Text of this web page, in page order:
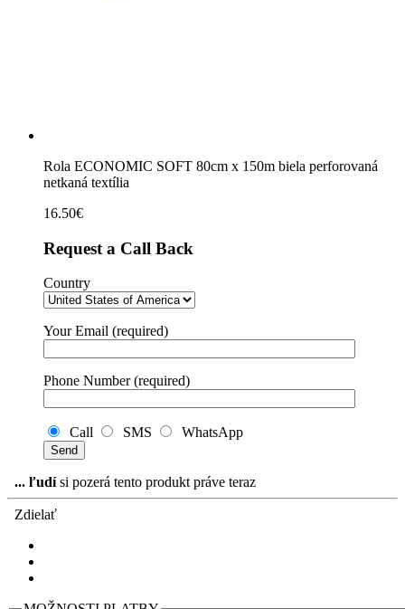
Rola ECONOMIC SOFT 80cm x 150m biela perforovaná
netkaná textília
16.50€
Request a Call Back
Country
Your Email (required)
Phone Number (required)
Call SMS WhatsApp
... ľudísi pozerá tento produkt práve teraz
Zdielať